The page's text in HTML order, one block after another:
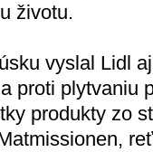
životu.
vyslal Lidl
proti plytvaniu
produkty zo